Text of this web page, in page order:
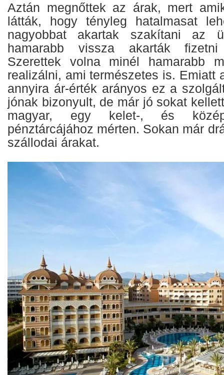
Aztán megnőttek az árak, mert
látták, hogy tényleg hatalmasat
nagyobbat akartak szakítani az
hamarabb vissza akarták
Szerettek volna minél hamarabb
realizálni, ami természetes is. Emiatt
annyira ár-érték arányos ez a
jónak bizonyult, de már jó sokat
magyar, egy kelet-, és
pénztárcájához mérten. Sokan már
szállodai árakat.